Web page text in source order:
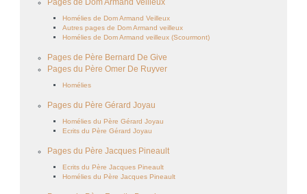
Pages de Dom Armand Veilleux
Homélies de Dom Armand Veilleux
Autres pages de Dom Armand veilleux
Homélies de Dom Armand veilleux (Scourmont)
Pages de Père Bernard De Give
Pages du Père Omer De Ruyver
Homélies
Pages du Père Gérard Joyau
Homélies du Père Gérard Joyau
Ecrits du Père Gérard Joyau
Pages du Père Jacques Pineault
Ecrits du Père Jacques Pineault
Homélies du Père Jacques Pineault